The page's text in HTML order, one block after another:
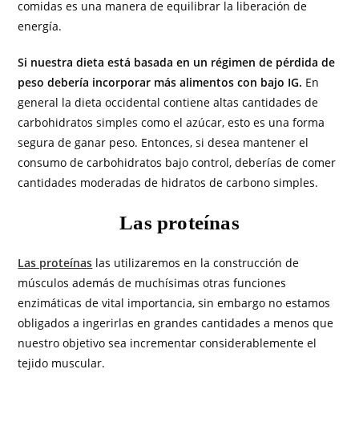
comidas es una manera de equilibrar la liberación de
energía.
Si nuestra dieta está basada en un régimen de pérdida de
peso debería incorporar más alimentos con bajo IG. En
general la dieta occidental contiene altas cantidades de
carbohidratos simples como el azúcar, esto es una forma
segura de ganar peso. Entonces, si desea mantener el
consumo de carbohidratos bajo control, deberías de comer
cantidades moderadas de hidratos de carbono simples.
Las proteínas
Las proteínas las utilizaremos en la construcción de
músculos además de muchísimas otras funciones
enzimáticas de vital importancia, sin embargo no estamos
obligados a ingerirlas en grandes cantidades a menos que
nuestro objetivo sea incrementar considerablemente el
tejido muscular.